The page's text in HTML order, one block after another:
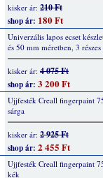
kisker ár: 210 Ft
shop ár: 180 Ft
Univerzális lapos ecset
és 50 mm méretben, 3 részes
kisker ár: 4 075 Ft
shop ár: 3 200 Ft
Ujjfesték Creall fingerpaint
sárga
kisker ár: 2 925 Ft
shop ár: 2 455 Ft
Ujjfesték Creall fingerpaint
kék